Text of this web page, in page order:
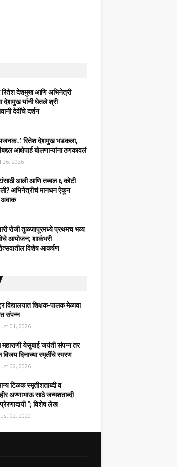
रितेश देशमुख आणि अभिनेत्री
देशमुख यांनी घेतले श्री
देवींचे दर्शन
रितेश देशमुख भडकला,
आक्षेपार्ह बोलणाऱ्यांना ठणकावलं
26, 2026
आली आणि तब्बल ६ कोटी
अभिनेत्रीचं मानधन ऐकून
अवाक
रोजी तुळजापूरमध्ये प्रथमच भव्य
आयोजन; शाकंभरी
विशेष आकर्षण
विद्यालयात शिक्षक-पालक मेळावा
संपन्न
01, 2026
येसुबाई जयंती संपन्न तर
विजय दिनाच्या स्मृतींचे स्मरण
02, 2026
टिळक स्मृतीशताब्दी व
अण्णाभाऊ साठे जन्मशताब्दी
"; विशेष लेख
02, 2020